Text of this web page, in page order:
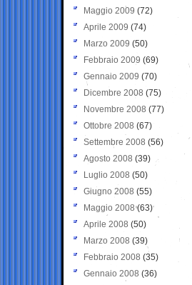
Maggio 2009 (72)
Aprile 2009 (74)
Marzo 2009 (50)
Febbraio 2009 (69)
Gennaio 2009 (70)
Dicembre 2008 (75)
Novembre 2008 (77)
Ottobre 2008 (67)
Settembre 2008 (56)
Agosto 2008 (39)
Luglio 2008 (50)
Giugno 2008 (55)
Maggio 2008(63)
Aprile 2008 (50)
Marzo 2008 (39)
Febbraio 2008 (35)
Gennaio 2008 (36)